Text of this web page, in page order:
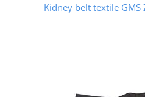
Kidney belt textile GMS